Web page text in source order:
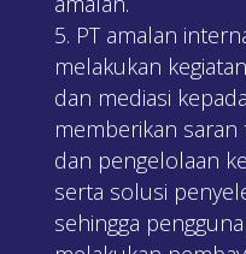
PT amalan
melakukan
dan mediasi
memberikan
dan pengelolaan
serta solusi
sehingga